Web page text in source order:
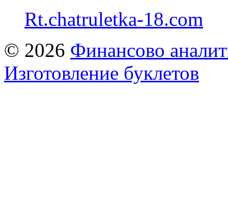
Rt.chatruletka-18.com
© 2026 Финансово
Изготовление буклетов